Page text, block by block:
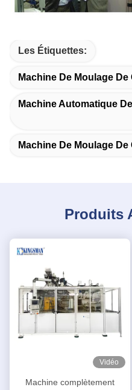
Les Étiquettes:
Machine De Moulage
Machine Automatique
Machine De Moulage
Produits
Vidéo
Machine complètement